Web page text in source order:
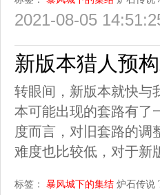
2021-08-05
新版本猎人预
转眼间，新版本就快与
本可能出现的套路有了
度而言，对旧套路的调
难度也比较低，对于新
标签： 暴风城下的集结 炉石传说